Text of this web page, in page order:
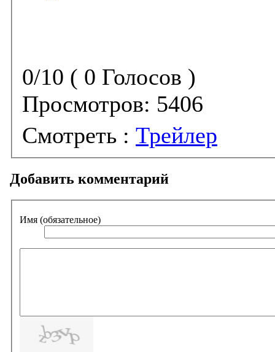
0/10 ( 0 Голосов )
Просмотров: 5406
Смотреть : Трейлер
Добавить комментарий
Имя (обязательное)